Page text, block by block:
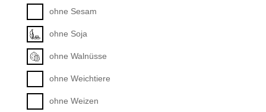
ohne Sesam
ohne Soja
ohne Walnüsse
ohne Weichtiere
ohne Weizen